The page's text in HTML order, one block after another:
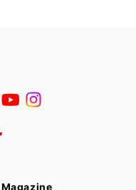
Facebook
YouTube
Magazine